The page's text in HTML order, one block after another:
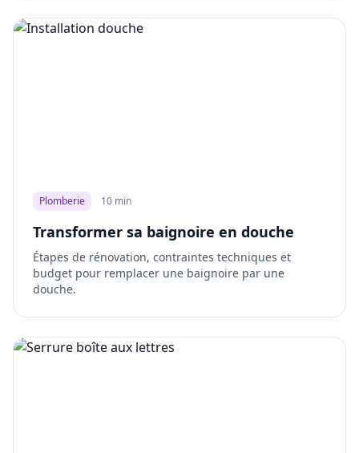
Plomberie 10 min
Transformer sa baignoire en douche
Étapes de rénovation, contraintes techniques et
budget pour remplacer une baignoire par une
douche.